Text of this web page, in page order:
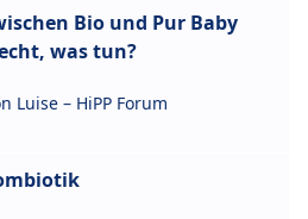
Bio und Pur Baby
was tun?
Luise – HiPP Forum